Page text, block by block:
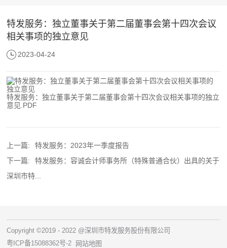
特发服务：独立董事关于第二届董事会第十四次会议
相关事项的独立意见
2023-04-24
特发服务：独立董事关于第二届董事会第十四次会议相关事项的独立
意见.PDF
上一篇:
特发服务：2023年一季度报告
下一篇:
特发服务：容诚会计师事务所（特殊普通合伙）出具的关于
深圳市特...
Copyright ©2019 - 2022 @深圳市特发服务股份有限公司
粤ICP备15088362号-2
网站地图